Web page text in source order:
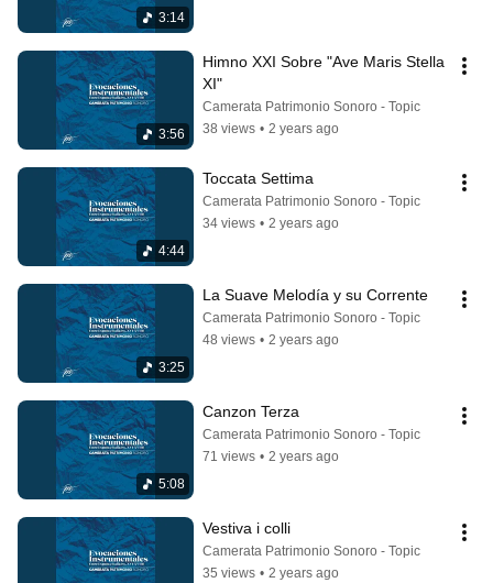
3:14
3:56
Himno XXI Sobre "Ave Maris Stella
XI"
Camerata Patrimonio Sonoro - Topic
38 views • 2 years ago
4:44
Toccata Settima
Camerata Patrimonio Sonoro - Topic
34 views • 2 years ago
3:25
La Suave Melodía y su Corrente
Camerata Patrimonio Sonoro - Topic
48 views • 2 years ago
5:08
Canzon Terza
Camerata Patrimonio Sonoro - Topic
71 views • 2 years ago
Vestiva i colli
Camerata Patrimonio Sonoro - Topic
35 views • 2 years ago